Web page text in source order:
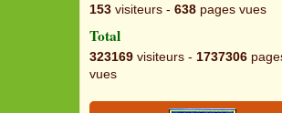
153 visiteurs - 638 pages vues
Total
323169 visiteurs - 1737306
vues